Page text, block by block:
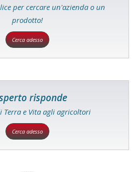
per cercare un'azienda o un
prodotto!
Cerca adesso
risponde
Terra e Vita agli agricoltori
Cerca adesso